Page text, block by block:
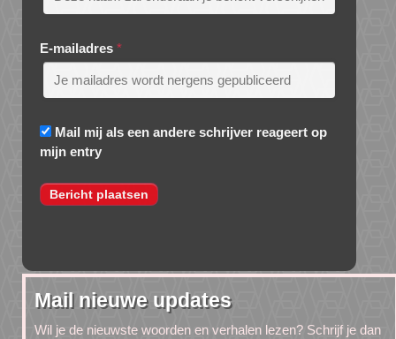
E-mailadres *
Mail mij als een andere schrijver reageert op
mijn entry
Mail nieuwe updates
Wil je de nieuwste woorden en verhalen lezen? Schrijf je dan